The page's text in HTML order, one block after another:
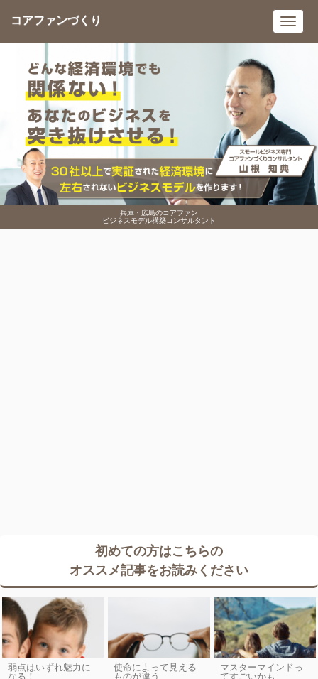
兵庫・広島のコアファン
ビジネスモデル構築コンサルタント
コアファンづくり
初めての方はこちらの
オススメ記事をお読みください
弱点はいずれ魅力に
なる！
使命によって見える
ものが違う
マスターマインドっ
てすごいかも